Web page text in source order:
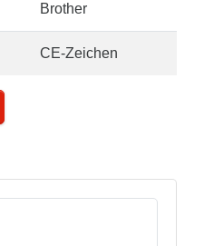
Brother
CE-Zeichen